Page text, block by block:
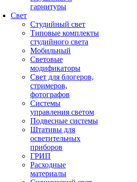
гарнитуры
Свет
Студийный свет
Типовые комплекты
студийного света
Мобильный
Световые
модификаторы
Свет для блогеров,
стримеров,
фотографов
Системы
управления светом
Подвесные системы
Штативы для
осветительных
приборов
ГРИП
Расходные
материалы